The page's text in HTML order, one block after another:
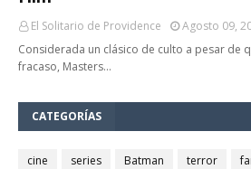
El Solitario de Providence
Agosto 09,
Considerada un clásico de culto a pesar de
fracaso, Masters…
CATEGORÍAS
cine series Batman terror